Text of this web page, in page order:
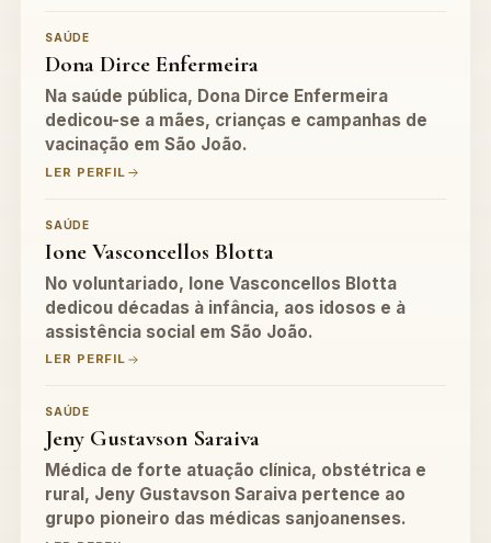
SAÚDE
Dona Dirce Enfermeira
Na saúde pública, Dona Dirce Enfermeira
dedicou-se a mães, crianças e campanhas de
vacinação em São João.
LER PERFIL
SAÚDE
Ione Vasconcellos Blotta
No voluntariado, Ione Vasconcellos Blotta
dedicou décadas à infância, aos idosos e à
assistência social em São João.
LER PERFIL
SAÚDE
Jeny Gustavson Saraiva
Médica de forte atuação clínica, obstétrica e
rural, Jeny Gustavson Saraiva pertence ao
grupo pioneiro das médicas sanjoanenses.